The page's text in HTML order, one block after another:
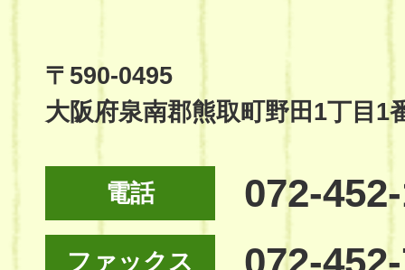
Site
〒590-0495
大阪府泉南郡熊取町野田1丁目1
電話 072-
ファックス